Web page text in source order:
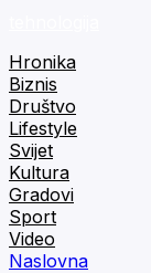
Hronika
Biznis
Društvo
Lifestyle
Svijet
Kultura
Gradovi
Sport
Video
Naslovna